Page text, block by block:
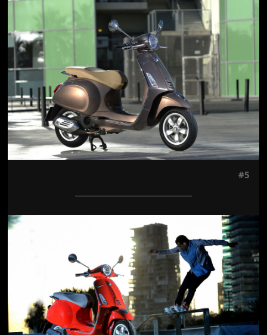
Jön még kép!
#5
Jön még kép!